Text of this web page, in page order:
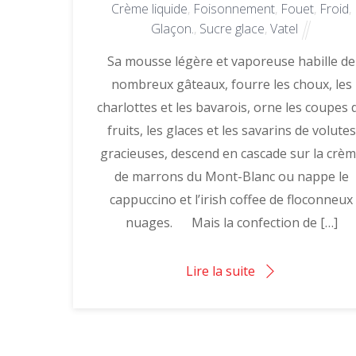
Crème liquide, Foisonnement, Fouet, Froid,
Glaçon., Sucre glace, Vatel
Sa mousse légère et vaporeuse habille de
nombreux gâteaux, fourre les choux, les
charlottes et les bavarois, orne les coupes
fruits, les glaces et les savarins de volutes
gracieuses, descend en cascade sur la
de marrons du Mont-Blanc ou nappe le
cappuccino et l’irish coffee de floconneux
nuages. Mais la confection de […]
Lire la suite